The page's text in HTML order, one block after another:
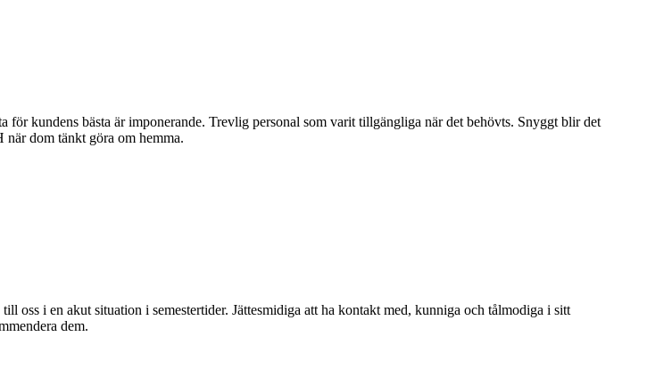
för kundens bästa är imponerande. Trevlig personal som varit tillgängliga när det behövts. Snyggt blir det
dom tänkt göra om hemma.
oss i en akut situation i semestertider. Jättesmidiga att ha kontakt med, kunniga och tålmodiga i sitt
dem.